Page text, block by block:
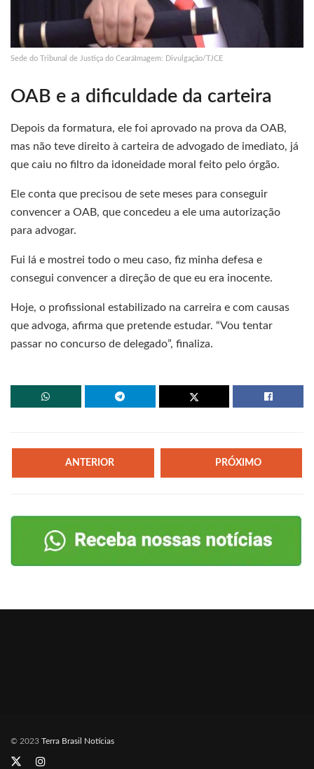
Sede do Tribunal de Justiça do CearáImagem: Divulgação/TJCE
OAB e a dificuldade da carteira
Depois da formatura, ele foi aprovado na prova da OAB,
mas não teve direito à carteira de advogado de imediato, já
que caiu no filtro da idoneidade moral feito pelo órgão.
Ele conta que precisou de sete meses para conseguir
convencer a OAB, que concedeu a ele uma autorização
para advogar.
Fui lá e mostrei todo o meu caso, fiz minha defesa e
consegui convencer a direção de que eu era inocente.
Hoje, o profissional estabilizado na carreira e com causas
que advoga, afirma que pretende estudar. “Vou tentar
passar no concurso de delegado”, finaliza.
ANTERIOR PRÓXIMO
© 2023 Terra Brasil Notícias